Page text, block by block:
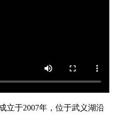
于2007年，位于武义湖沿